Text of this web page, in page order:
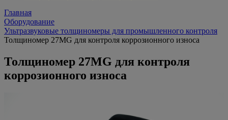
Главная
Оборудование
Ультразвуковые толщиномеры для промышленного контроля
Толщиномер 27MG для контроля коррозионного износа
Толщиномер 27MG для контроля
коррозионного износа